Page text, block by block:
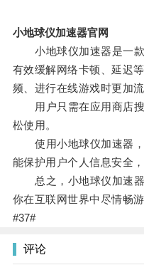
小地球仪加速器官网
小地球仪加速器是一款
有效缓解网络卡顿、延迟
频、进行在线游戏时更加流
用户只需在应用商店搜
松使用。
使用小地球仪加速器，
能保护用户个人信息安全
总之，小地球仪加速器
你在互联网世界中尽情畅
#37#
评论